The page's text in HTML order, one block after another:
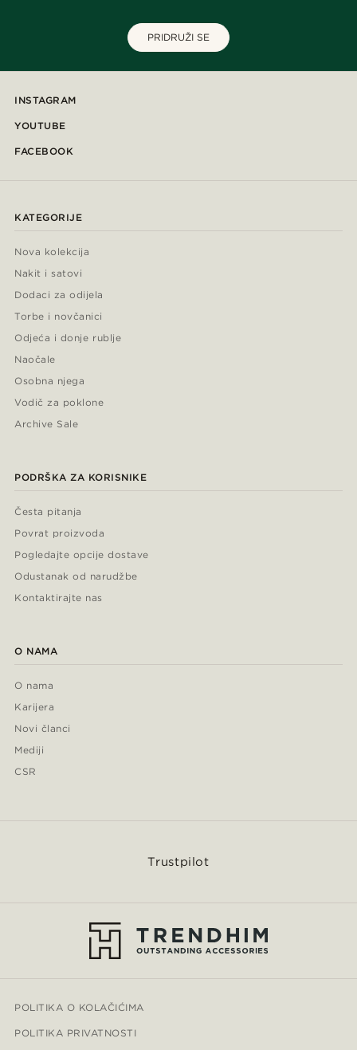
PRIDRUŽI SE
INSTAGRAM
YOUTUBE
FACEBOOK
KATEGORIJE
Nova kolekcija
Nakit i satovi
Dodaci za odijela
Torbe i novčanici
Odjeća i donje rublje
Naočale
Osobna njega
Vodič za poklone
Archive Sale
PODRŠKA ZA KORISNIKE
Česta pitanja
Povrat proizvoda
Pogledajte opcije dostave
Odustanak od narudžbe
Kontaktirajte nas
O NAMA
O nama
Karijera
Novi članci
Mediji
CSR
Trustpilot
POLITIKA O KOLAČIĆIMA
POLITIKA PRIVATNOSTI